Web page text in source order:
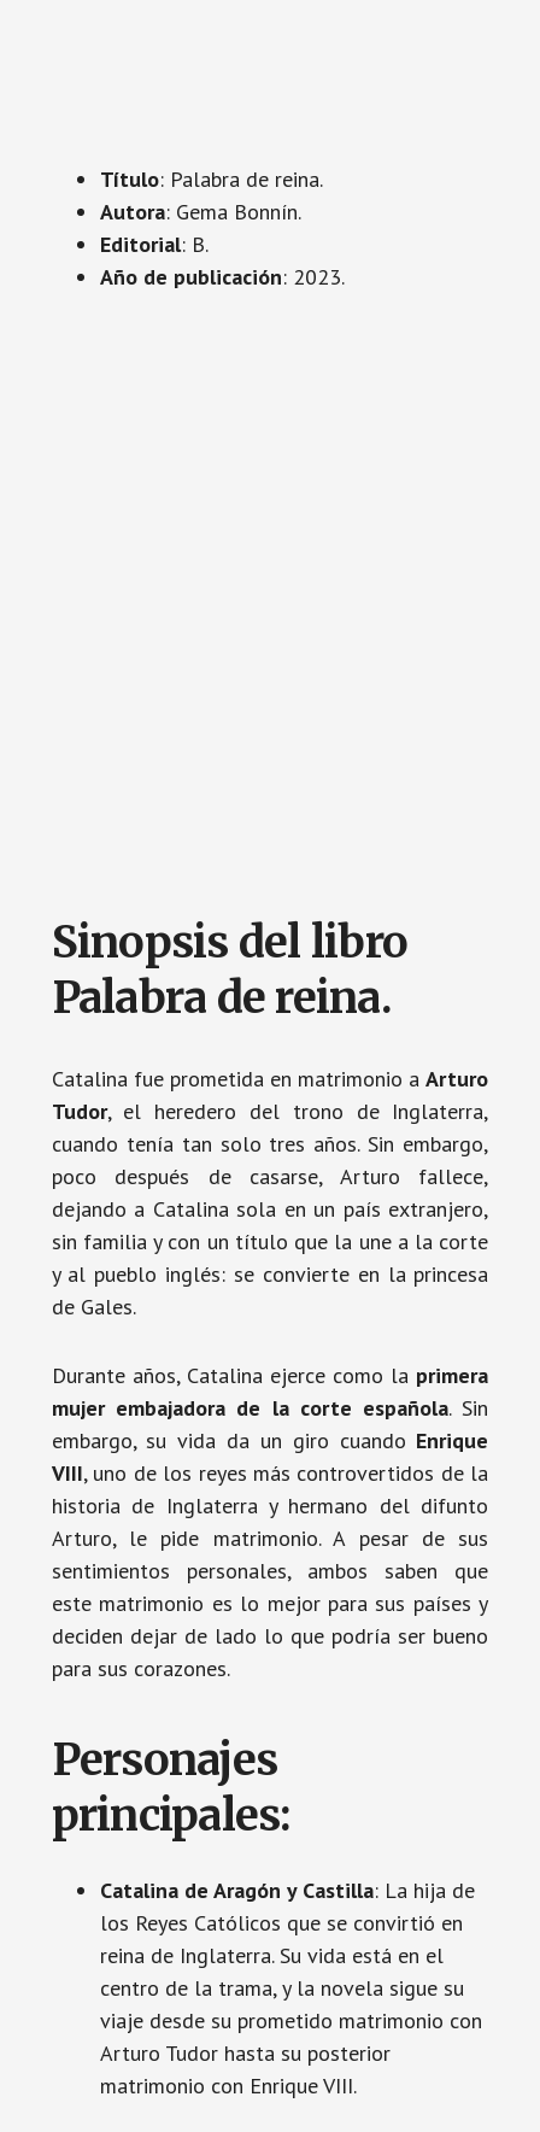
Título: Palabra de reina.
Autora: Gema Bonnín.
Editorial: B.
Año de publicación: 2023.
Sinopsis del libro
Palabra de reina.
Catalina fue prometida en matrimonio aArturo
Tudor, el heredero del trono de Inglaterra,
cuando tenía tan solo tres años. Sin embargo,
poco después de casarse, Arturo fallece,
dejando a Catalina sola en un país extranjero,
sin familia y con un título que la une a la corte
y al pueblo inglés: se convierte en la princesa
de Gales.
Durante años, Catalina ejerce como la primera
mujer embajadora de la corte española. Sin
embargo, su vida da un giro cuando Enrique
VIII, uno de los reyes más controvertidos de la
historia de Inglaterra y hermano del difunto
Arturo, le pide matrimonio. A pesar de sus
sentimientos personales, ambos saben que
este matrimonio es lo mejor para sus países y
deciden dejar de lado lo que podría ser bueno
para sus corazones.
Personajes
principales:
Catalina de Aragón y Castilla: La hija de
los Reyes Católicos que se convirtió en
reina de Inglaterra. Su vida está en el
centro de la trama, y la novela sigue su
viaje desde su prometido matrimonio con
Arturo Tudor hasta su posterior
matrimonio con Enrique VIII.